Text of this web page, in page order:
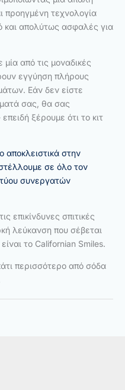
προηγμένη τεχνολογία
και απολύτως ασφαλές για
από τις μοναδικές
εγγύηση πλήρους
Εάν δεν είστε
σας, θα σας
ξέρουμε ότι το κιτ
αποκλειστικά στην
σε όλο τον
συνεργατών
επικίνδυνες σπιτικές
λεύκανση που σέβεται
το Californian Smiles.
περισσότερο από σόδα